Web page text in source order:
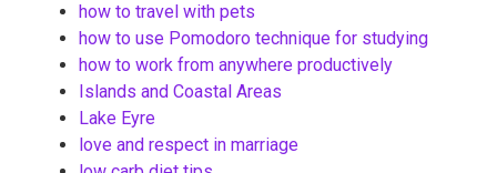
how to travel with pets
how to use Pomodoro technique for studying
how to work from anywhere productively
Islands and Coastal Areas
Lake Eyre
love and respect in marriage